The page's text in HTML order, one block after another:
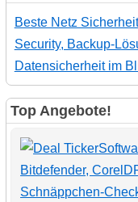
Beste Netz
Security, Backup-
Datensicherheit im
Top Angebote!
Bitdefender,
Schnäppchen-